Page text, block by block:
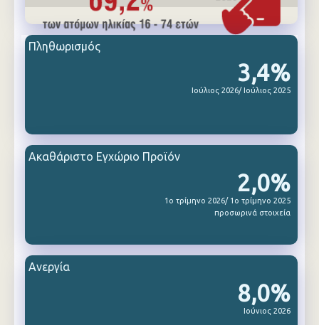
3,4%
Ιούλιος 2026/ Ιούλιος 2025
Πληθωρισμός
2,0%
1ο τρίμηνο 2026/ 1ο τρίμηνο 2025
προσωρινά στοιχεία
Ακαθάριστο Εγχώριο Προϊόν
8,0%
Ιούνιος 2026
Ανεργία